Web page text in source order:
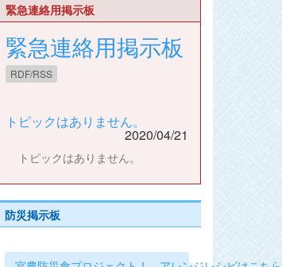
緊急連絡用掲示板
緊急連絡用掲示板
RDF/RSS
トピックはありません。
2020/04/21
トピックはありません。
防災掲示板